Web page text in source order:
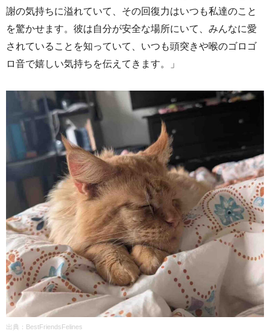
謝の気持ちに溢れていて、その回復力はいつも私達のこと
を驚かせます。彼は自分が安全な場所にいて、みんなに愛
されていることを知っていて、いつも頭突きや喉のゴロゴ
ロ音で嬉しい気持ちを伝えてきます。」
出典：BestFriendsFelines